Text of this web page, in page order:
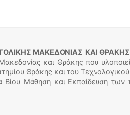
ΜΑΚΕΔΟΝΙΑΣ ΚΑΙ
και Θράκης που
Θράκης και του
Βίου Μάθηση και Εκπαίδευση των